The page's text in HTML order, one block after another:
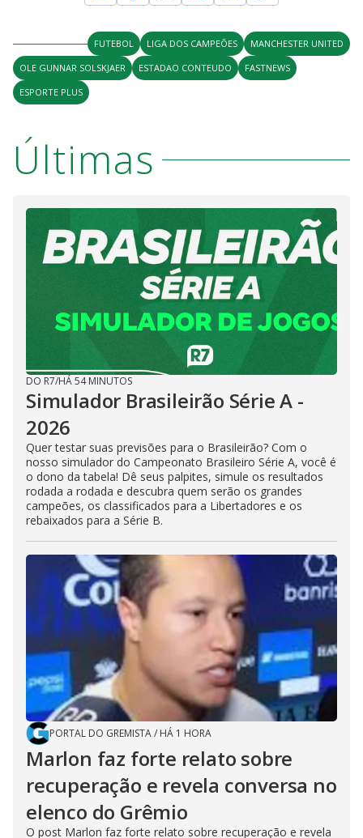
FUTEBOL LIGA DOS CAMPEÕES
MANCHESTER UNITED
OLE GUNNAR SOLSKJAER
ESTADAO CONTEUDO
FASTNEWS
ESPORTE PLUS
Últimas
DO R7/HÁ 54 MINUTOS
Simulador Brasileirão Série A -
2026
Quer testar suas previsões para o Brasileirão? Com o
nosso simulador do Campeonato Brasileiro Série A, você é
o dono da tabela! Dê seus palpites, simule os resultados
rodada a rodada e descubra quem serão os grandes
campeões, os classificados para a Libertadores e os
rebaixados para a Série B.
PORTAL DO GREMISTA/ HÁ 1 HORA
Marlon faz forte relato sobre
recuperação e revela conversa no
elenco do Grêmio
O post Marlon faz forte relato sobre recuperação e revela